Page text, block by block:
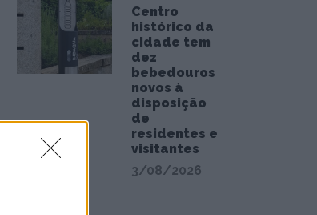
Centro
histórico da
cidade tem
dez
bebedouros
novos à
disposição
de
residentes e
visitantes
3/08/2026